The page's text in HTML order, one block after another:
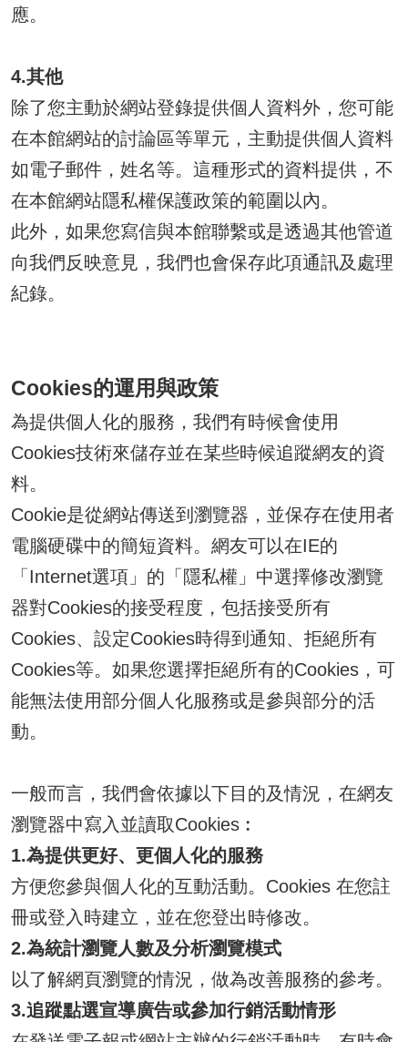
應。
4.其他
除了您主動於網站登錄提供個人資料外，您可能
在本館網站的討論區等單元，主動提供個人資料
如電子郵件，姓名等。這種形式的資料提供，不
在本館網站隱私權保護政策的範圍以內。
此外，如果您寫信與本館聯繫或是透過其他管道
向我們反映意見，我們也會保存此項通訊及處理
紀錄。
Cookies的運用與政策
為提供個人化的服務，我們有時候會使用
Cookies技術來儲存並在某些時候追蹤網友的資
料。
Cookie是從網站傳送到瀏覽器，並保存在使用者
電腦硬碟中的簡短資料。網友可以在IE的
「Internet選項」的「隱私權」中選擇修改瀏覽
器對Cookies的接受程度，包括接受所有
Cookies、設定Cookies時得到通知、拒絕所有
Cookies等。如果您選擇拒絕所有的Cookies，可
能無法使用部分個人化服務或是參與部分的活
動。
一般而言，我們會依據以下目的及情況，在網友
瀏覽器中寫入並讀取Cookies︰
1.為提供更好、更個人化的服務
方便您參與個人化的互動活動。Cookies 在您註
冊或登入時建立，並在您登出時修改。
2.為統計瀏覽人數及分析瀏覽模式
以了解網頁瀏覽的情況，做為改善服務的參考。
3.追蹤點選宣導廣告或參加行銷活動情形